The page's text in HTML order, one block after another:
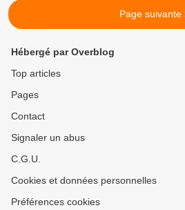
Page suivante
Hébergé par Overblog
Top articles
Pages
Contact
Signaler un abus
C.G.U.
Cookies et données personnelles
Préférences cookies